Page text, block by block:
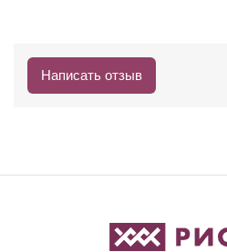
Написать отзыв